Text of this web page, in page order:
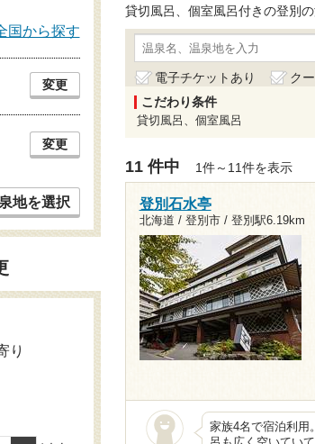
貸切風呂、個室風呂付きの登別
電子チケットあり ク
こだわり条件
貸切風呂、個室風呂
11 件中 1件～11件を表示
登別石水亭
北海道 / 登別市 / 登別駅6.19km
家族4名で宿泊利用
国から探す
変更
変更
地を選択
り